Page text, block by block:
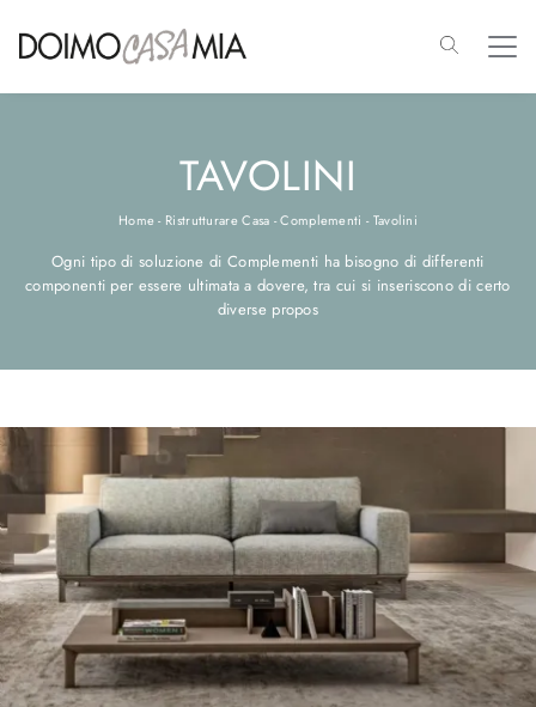
TAVOLINI
Home - Ristrutturare Casa -Complementi - Tavolini
Ogni tipo di soluzione di Complementi ha bisogno di differenti
componenti per essere ultimata a dovere, tra cui si inseriscono di certo
diverse propos